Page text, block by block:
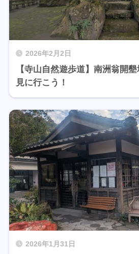
2026年2月2日
【寺山自然遊歩道】南洲翁開
見に行こう！
2026年1月31日